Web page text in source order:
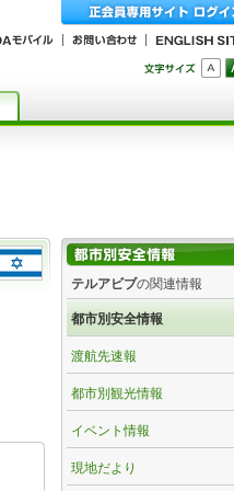
テルアビブの関連情報
都市別安全情報
渡航先速報
都市別観光情報
イベント情報
現地だより